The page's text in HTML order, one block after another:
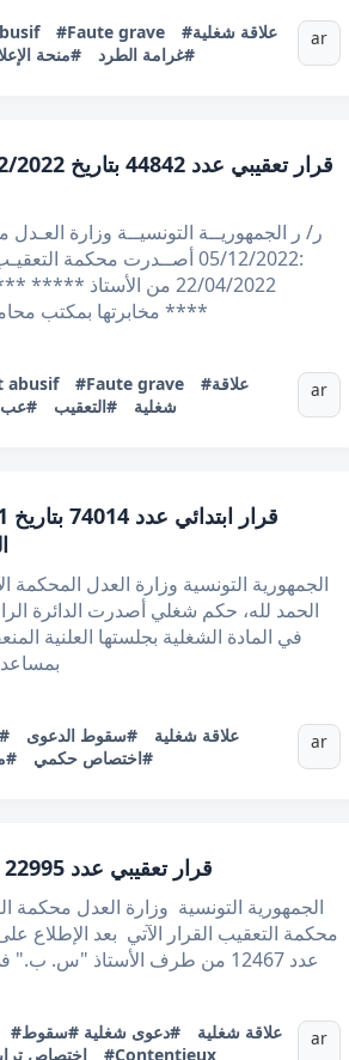
#Faute grave
#علاقة شغلية
#غرامة الطرد
#منحة
ar
:05/12/2022 أصــدرت محكمة
22/04/2022 من
مخابرتها بمكتب محاميها المذكور بإقامة ***** ***** *****. ضدّ : ***** بنت ****
abusif #Faute grave
#علاقة
شغلية
#التعقيب #عبء
ar
الحمد لله، حكم شغلي أصدرت الدائرة
#علاقة شغلية #سقوط الدعوى
#اختصاص حكمي
ar
قرار تعقيبي عدد 22995 بتاريخ 05 مارس 2021 : نزاع شغلي - المطالبة بالأجر
عدد 12467 من طرف الأستاذ "س. ب." في حق المعقبة : الشركة السياحية **** في ش م ق محل م
#علاقة شغلية #دعوى شغلية #سقوط
#اختصاص
#Contentieux
ar